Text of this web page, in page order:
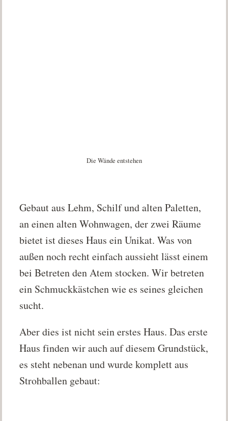
Die Wände entstehen
Gebaut aus Lehm, Schilf und alten Paletten,
an einen alten Wohnwagen, der zwei Räume
bietet ist dieses Haus ein Unikat. Was von
außen noch recht einfach aussieht lässt einem
bei Betreten den Atem stocken. Wir betreten
ein Schmuckkästchen wie es seines gleichen
sucht.
Aber dies ist nicht sein erstes Haus. Das erste
Haus finden wir auch auf diesem Grundstück,
es steht nebenan und wurde komplett aus
Strohballen gebaut: